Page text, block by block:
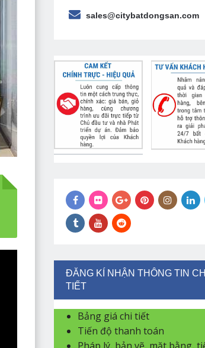
sales@citybatdongsan.com
ĐĂNG KÍ NHẬN THÔNG TIN CHI
TIẾT